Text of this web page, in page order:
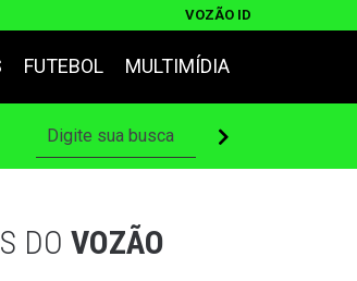
VOZÃO ID
FUTEBOL MULTIMÍDIA
DO VOZÃO